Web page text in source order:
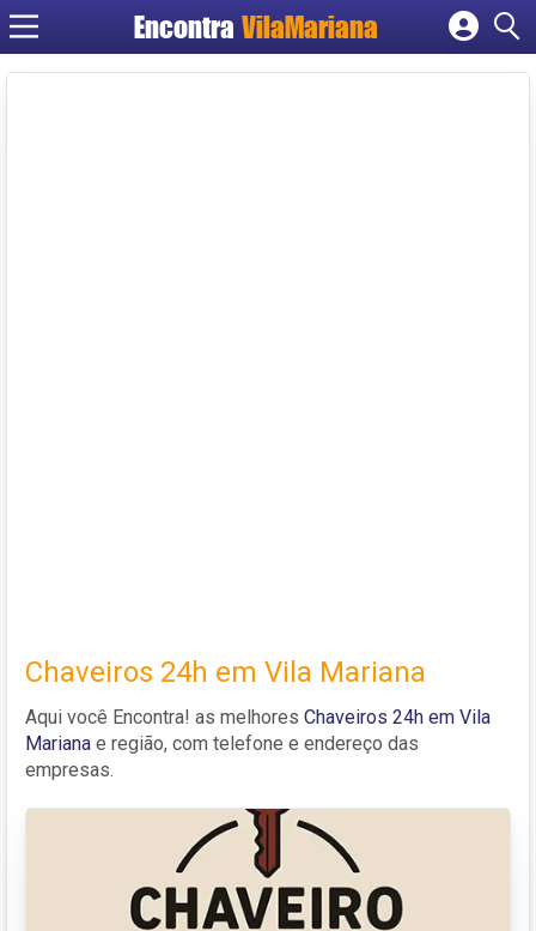
EncontraVilaMariana
Cadastrar empresa
Chaveiros 24h em Vila Mariana
Aqui você Encontra! as melhores Chaveiros 24h em Vila
Mariana e região, com telefone e endereço das
empresas.